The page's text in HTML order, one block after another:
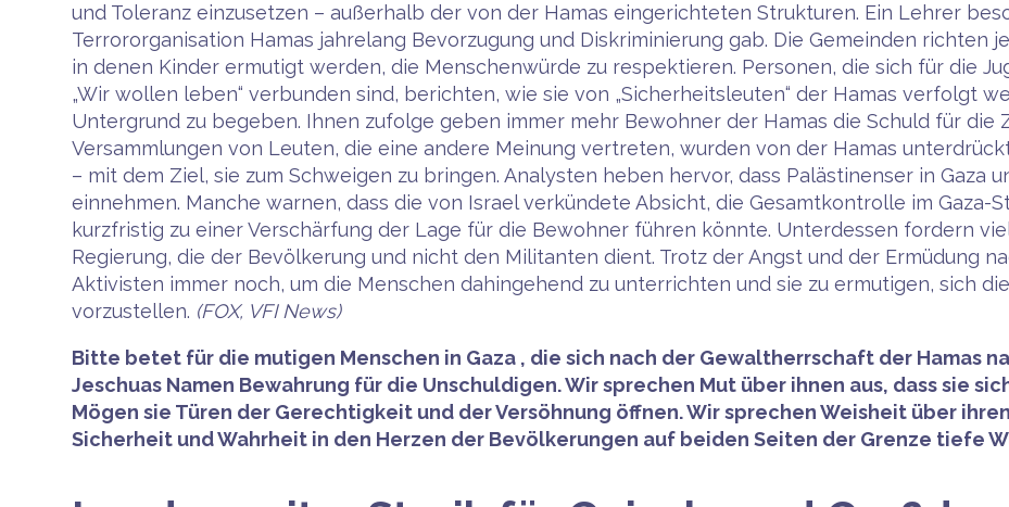
und Toleranz einzusetzen – außerhalb der von der Hamas eingerichteten Strukturen. Ein Lehrer
Terrororganisation Hamas jahrelang Bevorzugung und Diskriminierung gab. Die Gemeinden richten
in denen Kinder ermutigt werden, die Menschenwürde zu respektieren. Personen, die sich für die
„Wir wollen leben“ verbunden sind, berichten, wie sie von „Sicherheitsleuten“ der Hamas verfolgt
Untergrund zu begeben. Ihnen zufolge geben immer mehr Bewohner der Hamas die Schuld für die
Versammlungen von Leuten, die eine andere Meinung vertreten, wurden von der Hamas
– mit dem Ziel, sie zum Schweigen zu bringen. Analysten heben hervor, dass Palästinenser in Gaza
einnehmen. Manche warnen, dass die von Israel verkündete Absicht, die Gesamtkontrolle im Gaza-
kurzfristig zu einer Verschärfung der Lage für die Bewohner führen könnte. Unterdessen fordern
Regierung, die der Bevölkerung und nicht den Militanten dient. Trotz der Angst und der Ermüdung
Aktivisten immer noch, um die Menschen dahingehend zu unterrichten und sie zu ermutigen, sich
vorzustellen. (FOX, VFI News)
Bitte betet für die mutigen Menschen in Gaza , die sich nach der Gewaltherrschaft der Hamas
Jeschuas Namen Bewahrung für die Unschuldigen. Wir sprechen Mut über ihnen aus, dass sie
Mögen sie Türen der Gerechtigkeit und der Versöhnung öffnen. Wir sprechen Weisheit über
Sicherheit und Wahrheit in den Herzen der Bevölkerungen auf beiden Seiten der Grenze tiefe